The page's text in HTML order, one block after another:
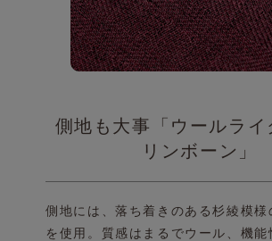
側地も大事「ウールラ
リンボーン」
側地には、落ち着きのある杉綾模様
を使用。 質感はまるでウール、機能